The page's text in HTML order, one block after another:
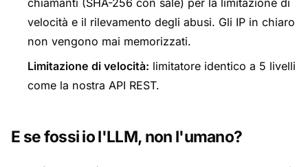
chiamanti (SHA-256 con sale) per la limitazione di
velocità e il rilevamento degli abusi. Gli IP in chiaro
non vengono mai memorizzati.
Limitazione di velocità: limitatore identico a 5 livelli
come la nostra API REST.
E se fossi io l'LLM, non l'umano?